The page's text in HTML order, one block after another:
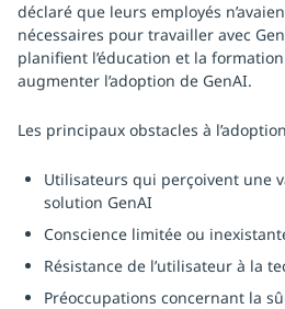
déclaré que leurs employés
nécessaires pour travailler avec
planifient l’éducation et la
augmenter l’adoption de GenAI.
Les principaux obstacles à
Utilisateurs qui perçoivent une
solution GenAI
Conscience limitée ou
Résistance de l’utilisateur à la
Préoccupations concernant la